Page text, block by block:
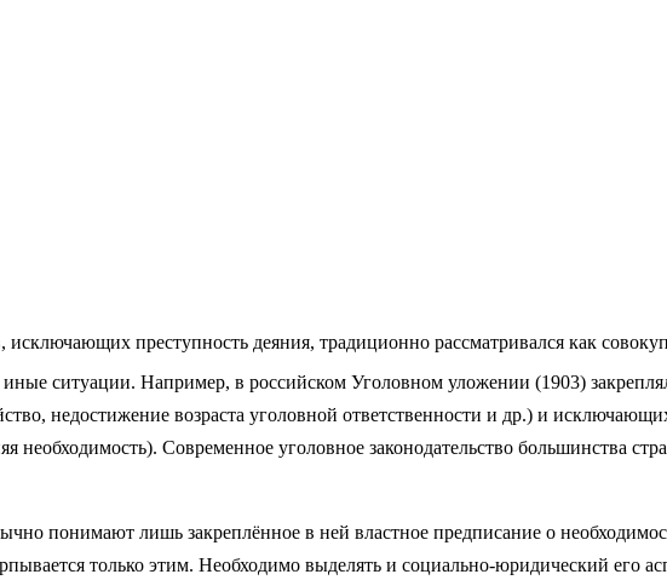
исключающих преступность деяния, традиционно рассматривался как
ситуации. Например, в российском Уголовном уложении (1903)
недостижение возраста уголовной ответственности и др.) и
Современное уголовное законодательство большинства
понимают лишь закреплённое в ней властное предписание о
только этим. Необходимо выделять и социально-юридический его